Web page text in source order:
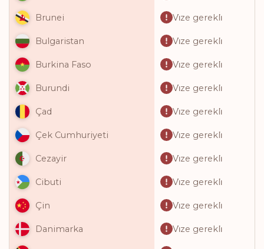
Brunei Vi̇ze gerekli̇
Bulgaristan Vi̇ze gerekli̇
Burkina Faso Vi̇ze gerekli̇
Burundi Vi̇ze gerekli̇
Çad Vi̇ze gerekli̇
Çek Cumhuriyeti Vi̇ze gerekli̇
Cezayir Vi̇ze gerekli̇
Cibuti Vi̇ze gerekli̇
Çin Vi̇ze gerekli̇
Danimarka Vi̇ze gerekli̇